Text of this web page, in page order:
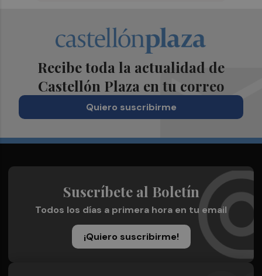
Recibe toda la actualidad de
Castellón Plaza en tu correo
Quiero suscribirme
Suscríbete al Boletín
Todos los días a primera hora en tu email
¡Quiero suscribirme!